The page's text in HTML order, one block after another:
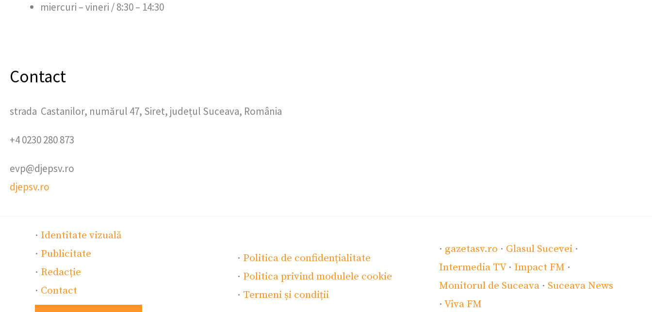
miercuri – vineri / 8:30 – 14:30
Contact
strada Castanilor, numărul 47, Siret, județul Suceava, România
+4 0230 280 873
evp@djepsv.ro
djepsv.ro
· Identitate vizuală
· Publicitate
· Redacție
· Contact
· Politica de confidențialitate
· Politica privind modulele cookie
· Termeni și condiții
· gazetasv.ro · Glasul Sucevei ·
Intermedia TV· Impact FM ·
Monitorul de Suceava · Suceava News
·Viva FM